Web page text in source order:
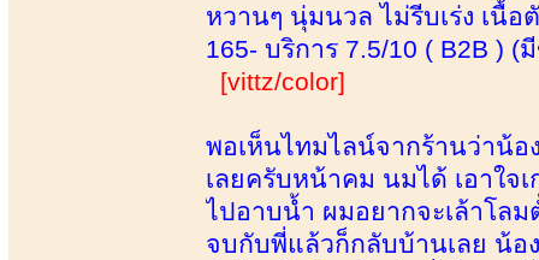
หวานๆ นุ่มนวล ไม่รีบเร่ง เนื้
165- บริการ 7.5/10 ( B2B )
[vittz/color]
พอเห็นไทมไลน์จากร้านว่าน้อ
เลยครับหน้าคม นมได้ เอาใจ
ไปอาบน้ำ ผมอยากจะเล้าโล
จบกับพี่แล้วก็กลับบ้านเลย น้อ